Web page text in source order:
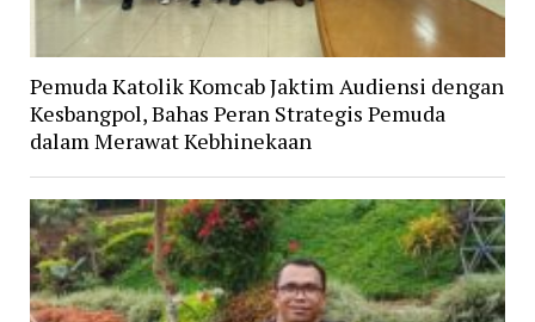
Pemuda Katolik Komcab Jaktim Audiensi dengan
Kesbangpol, Bahas Peran Strategis Pemuda
dalam Merawat Kebhinekaan